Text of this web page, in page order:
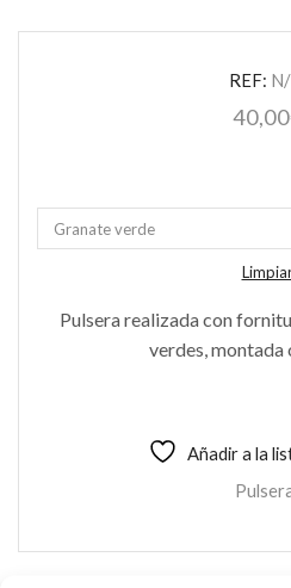
REF:
40,00
Pulsera realizada con
verdes, montada
Añadir a la